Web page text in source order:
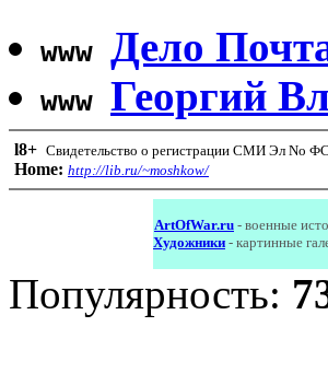
www Дело
www Георгий
l8+ Свидетельство о регистрации СМИ Эл No
Home: http://lib.ru/~moshkow/
ArtOfWar.ru - военные
Художники - картинные
Популярность: